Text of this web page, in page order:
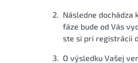
Následne dochádza
fáze bude od Vás
ste si pri registrácii
O výsledku Vašej